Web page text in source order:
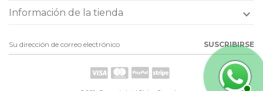
Información de la tienda 
SUSCRIBIRSE